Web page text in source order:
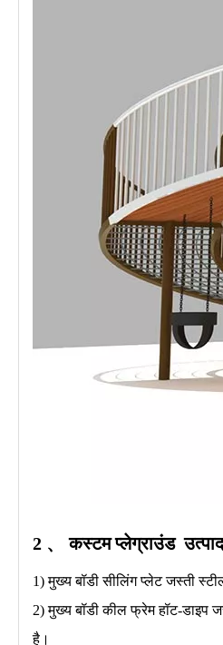
2 、कस्टम प्लेग्राउंड
1) मुख्य बॉडी सीलिंग प्लेट जस्ती
2) मुख्य बॉडी कील फ्रेम हॉट-डाइप
है।